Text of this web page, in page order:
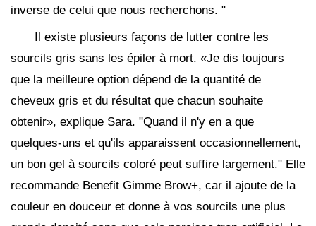
inverse de celui que nous recherchons. "
Il existe plusieurs façons de lutter contre les
sourcils gris sans les épiler à mort. «Je dis toujours
que la meilleure option dépend de la quantité de
cheveux gris et du résultat que chacun souhaite
obtenir», explique Sara. "Quand il n'y en a que
quelques-uns et qu'ils apparaissent occasionnellement,
un bon gel à sourcils coloré peut suffire largement." Elle
recommande Benefit Gimme Brow+, car il ajoute de la
couleur en douceur et donne à vos sourcils une plus